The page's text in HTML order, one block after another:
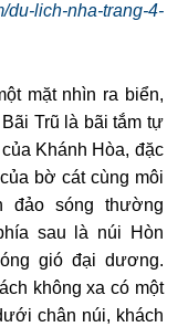
du-lich-nha-trang-4-
mặt nhìn ra biển,
Trũ là bãi tắm tự
Khánh Hòa, đặc
bờ cát cùng môi
đảo sóng thường
sau là núi Hòn
gió đại dương.
không xa có một
chân núi, khách